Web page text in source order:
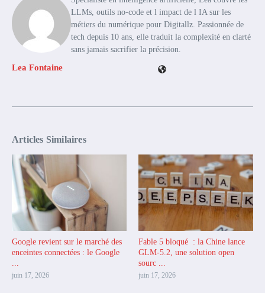
Lea Fontaine
LLMs, outils no-code et l impact de l IA sur les
métiers du numérique pour Digitallz. Passionnée de
tech depuis 10 ans, elle traduit la complexité en clarté
sans jamais sacrifier la précision.
Articles Similaires
Google revient sur le marché des
enceintes connectées : le Google
juin 17, 2026
Fable 5 bloqué : la Chine lance
GLM-5.2, une solution open
sourc ...
juin 17, 2026